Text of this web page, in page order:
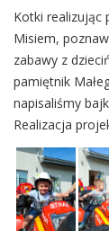
Kotki realizując
Misiem,
zabawy z
pamiętnik
napisaliśmy
Realizacja